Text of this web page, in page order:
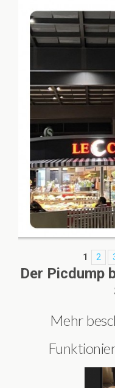
1 2
Der Picdump
Mehr